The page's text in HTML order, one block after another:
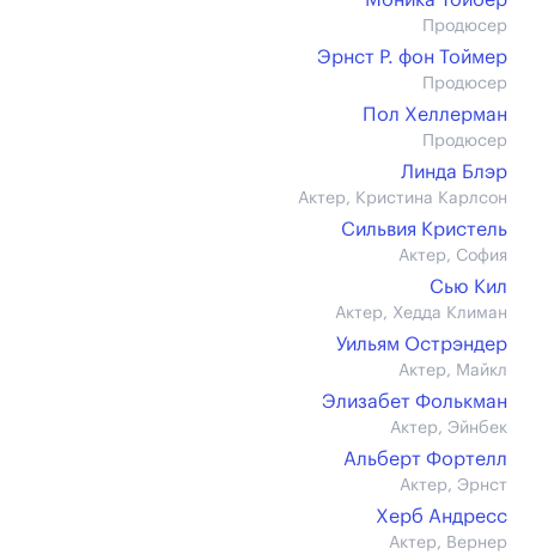
Продюсер
Эрнст Р. фон Тоймер
Продюсер
Пол Хеллерман
Продюсер
Линда Блэр
Актер, Кристина Карлсон
Сильвия Кристель
Актер, София
Сью Кил
Актер, Хедда Климан
Уильям Острэндер
Актер, Майкл
Элизабет Фолькман
Актер, Эйнбек
Альберт Фортелл
Актер, Эрнст
Херб Андресс
Актер, Вернер